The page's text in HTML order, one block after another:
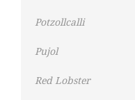
Potzollcalli
Pujol
Red Lobster